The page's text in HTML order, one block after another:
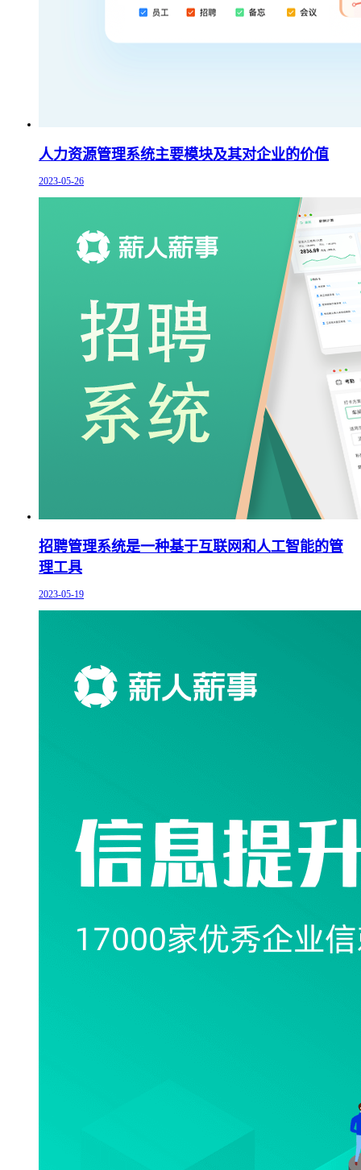
人力资源管理系统主要模块及其对企业的价值
2023-05-26
招聘管理系统是一种基于互联网和人工智能的管
理工具
2023-05-19